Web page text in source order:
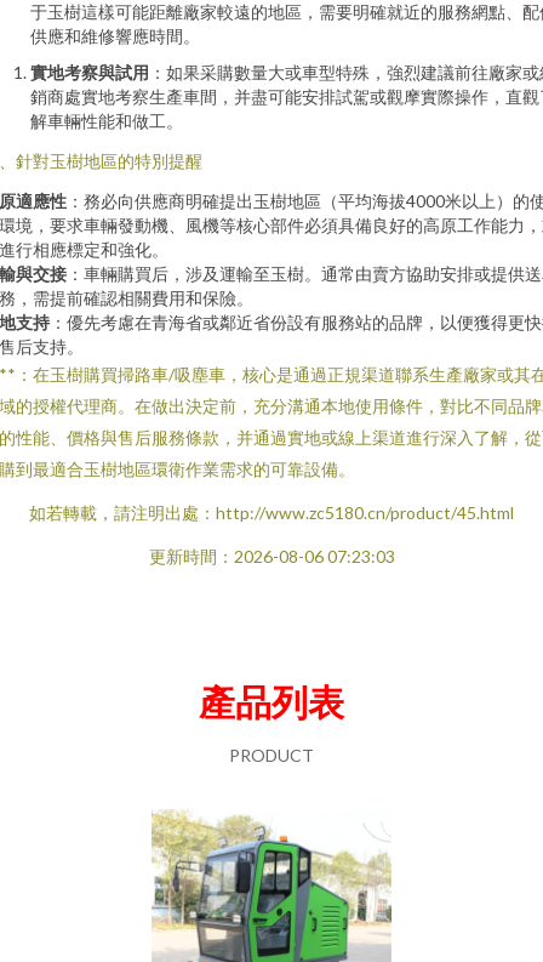
于玉樹這樣可能距離廠家較遠的地區，需要明確就近的服務網點、配
供應和維修響應時間。
實地考察與試用 ：如果采購數量大或車型特殊，強烈建議前往廠家或
銷商處實地考察生產車間，并盡可能安排試駕或觀摩實際操作，直觀
解車輛性能和做工。
針對玉樹地區的特別提醒
適應性 ：務必向供應商明確提出玉樹地區（平均海拔4000米以上）的
境，要求車輛發動機、風機等核心部件必須具備良好的高原工作能力
行相應標定和強化。
與交接 ：車輛購買后，涉及運輸至玉樹。通常由賣方協助安排或提供
，需提前確認相關費用和保險。
支持 ：優先考慮在青海省或鄰近省份設有服務站的品牌，以便獲得更
后支持。
：在玉樹購買掃路車/吸塵車，核心是通過正規渠道聯系生產廠家或其
的授權代理商。在做出決定前，充分溝通本地使用條件，對比不同品
性能、價格與售后服務條款，并通過實地或線上渠道進行深入了解，
到最適合玉樹地區環衛作業需求的可靠設備。
如若轉載，請注明出處：http://www.zc5180.cn/product/45.html
更新時間：2026-08-06 07:23:03
產品列表
PRODUCT